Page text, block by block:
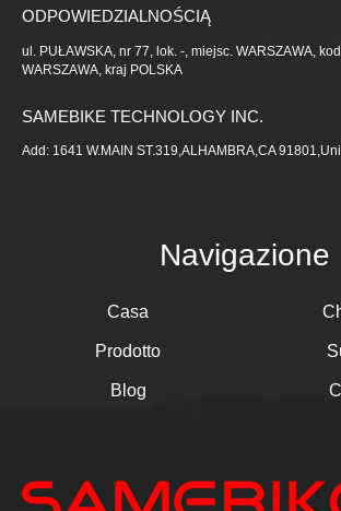
ODPOWIEDZIALNOŚCIĄ
ul. PUŁAWSKA, nr 77, lok. -, miejsc. WARSZAWA,
WARSZAWA, kraj POLSKA
SAMEBIKE TECHNOLOGY INC.
Add: 1641 W.MAIN ST.319,ALHAMBRA,CA
Navigazione
Casa
Prodotto
Blog